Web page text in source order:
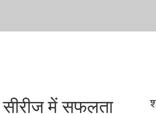
में सफलता